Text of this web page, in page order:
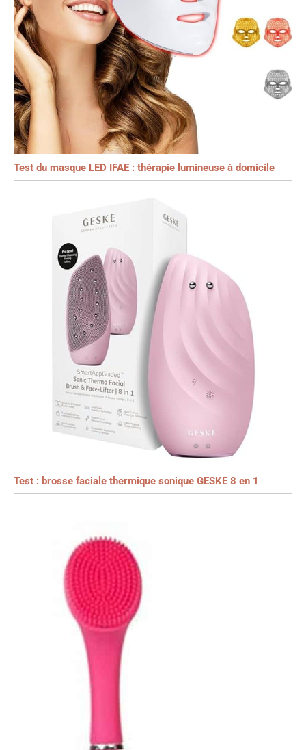
Test du masque LED IFAE : thérapie lumineuse à domicile
Test : brosse faciale thermique sonique GESKE 8 en 1